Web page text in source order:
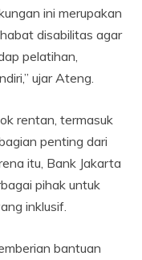
ini merupakan
disabilitas agar
pelatihan,
ujar Ateng.
rentan, termasuk
penting dari
itu, Bank Jakarta
pihak untuk
inklusif.
bantuan